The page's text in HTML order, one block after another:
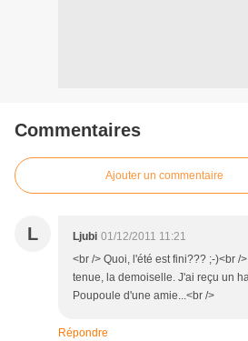
Commentaires
Ajouter un commentaire
L Ljubi 01/12/2011 11:21
<br /> Quoi, l'été est fini??? ;-)<br /
tenue, la demoiselle. J'ai reçu un
Poupoule d'une amie...<br />
Répondre